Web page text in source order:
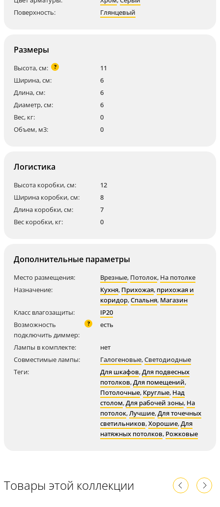
Поверхность:
Глянцевый
Размеры
Высота, см: ?
11
Ширина, см:
6
Длина, см:
6
Диаметр, см:
6
Вес, кг:
0
Объем, м3:
0
Логистика
Высота коробки, см:
12
Ширина коробки, см:
8
Длина коробки, см:
7
Вес коробки, кг:
0
Дополнительные параметры
Место размещения: Врезные, Потолок, На потолке
Назначение:
Кухня, Прихожая, прихожая и
коридор,Спальня, Магазин
Класс влагозащиты:
IP20
Возможность
подключить диммер:
? есть
Лампы в комплекте:
нет
Совместимые лампы:
Галогеновые,Светодиодные
Теги:
Для шкафов,Для подвесных
потолков,Для помещений,
Потолочные, Круглые, Над
столом,Для рабочей зоны, На
потолок,Лучшие,Для точечных
светильников,Хорошие,Для
натяжных потолков, Рожковые
Товары этой коллекции